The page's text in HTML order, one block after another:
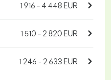
1 916 - 4 448 EUR
1 510 - 2 820 EUR
1 246 - 2 633 EUR